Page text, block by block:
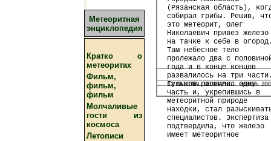
Метеоритная
энциклопедия
Кратко о
метеоритах
Фильм,
фильм,
фильм
Молчаливые
гости из
космоса
Летописи
(Рязанская область),
собирал грибы. Решив,
это метеорит, Олег
Николаевич привез железо
на тачке к себе в
Там небесное тело
пролежало два с
года и в конце концов
развалилось на три
Гуськов распилил одну
часть и, укрепившись в
метеоритной природе
находки, стал
специалистов. Экспертиза
подтвердила, что железо
имеет метеоритное
12 NATIONAL GЕОGRAPHIC. НОЯБРЬ